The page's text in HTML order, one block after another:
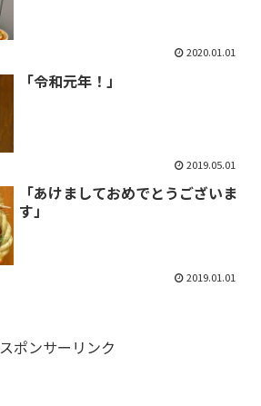
2020.01.01
「令和元年！」
2019.05.01
「あけましておめでとうございま
す」
2019.01.01
スポンサーリンク